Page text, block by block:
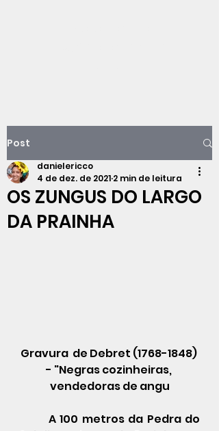
Post
OS ZUNGUS DO LARGO
DA PRAINHA
danielericco
4 de dez. de 2021 2 min de leitura
Gravura
  de Debret (1768-1848)
- "Negras cozinheiras,
vendedoras de angu
A 100 metros da Pedra do